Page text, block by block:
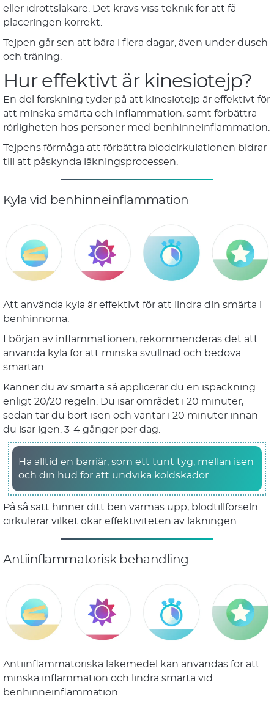
eller idrottsläkare. Det krävs viss teknik för att få
placeringen korrekt.
Tejpen går sen att bära i flera dagar, även under dusch
och träning.
Hur effektivt är kinesiotejp?
En del forskning tyder på att kinesiotejp är effektivt för
att minska smärta och inflammation, samt förbättra
rörligheten hos personer med benhinneinflammation.
Tejpens förmåga att förbättra blodcirkulationen bidrar
till att påskynda läkningsprocessen.
Kyla vid benhinneinflammation
Att använda kyla är effektivt för att lindra din smärta i
benhinnorna.
I början av inflammationen, rekommenderas det att
använda kyla för att minska svullnad och bedöva
smärtan.
Känner du av smärta så applicerar du en ispackning
enligt 20/20 regeln. Du isar området i 20 minuter,
sedan tar du bort isen och väntar i 20 minuter innan
du isar igen. 3-4 gånger per dag.
Ha alltid en barriär, som ett tunt tyg, mellan isen
och din hud för att undvika köldskador.
På så sätt hinner ditt ben värmas upp, blodtillförseln
cirkulerar vilket ökar effektiviteten av läkningen.
Antiinflammatorisk behandling
Antiinflammatoriska läkemedel kan användas för att
minska inflammation och lindra smärta vid
benhinneinflammation.